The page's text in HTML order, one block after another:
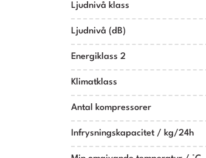
Ljudnivå klass
Ljudnivå (dB)
Energiklass 2
Klimatklass
Antal kompressorer
Infrysningskapacitet / kg/24h